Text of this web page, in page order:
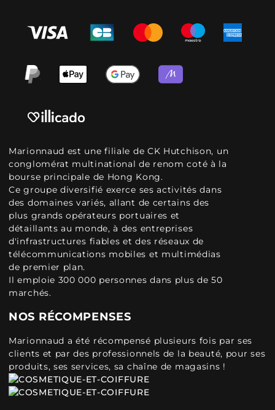
Marionnaud est une filiale de CK Hutchison, un
conglomérat multinational de renom coté à la
bourse principale de Hong Kong.
Ce groupe diversifié exerce ses activités dans
des domaines variés, allant de certains des
plus grands opérateurs portuaires et
détaillants au monde, à des entreprises
d'infrastructures fiables et des réseaux de
télécommunications mobiles et multimédias
de premier plan.
Il emploie 300 000 personnes dans plus de 50
marchés.
NOS RÉCOMPENSES
Marionnaud a été récompensé plusieurs fois par ses
clients et par des professionnels de la beauté, pour ses
produits, ses services, sa chaîne de magasins !